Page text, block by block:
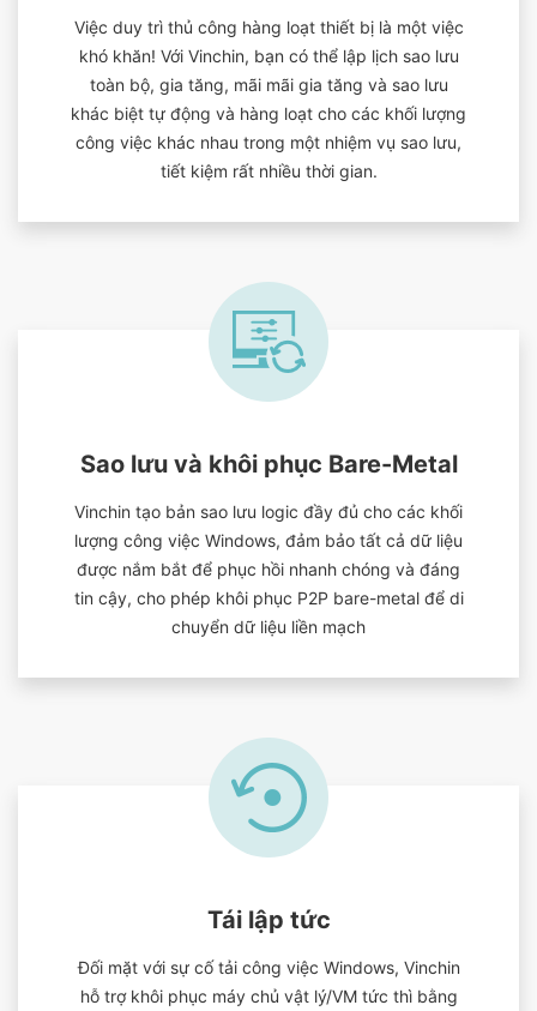
Việc duy trì thủ công hàng loạt thiết bị là một việc
khó khăn! Với Vinchin, bạn có thể lập lịch sao lưu
toàn bộ, gia tăng, mãi mãi gia tăng và sao lưu
khác biệt tự động và hàng loạt cho các khối lượng
công việc khác nhau trong một nhiệm vụ sao lưu,
tiết kiệm rất nhiều thời gian.
Sao lưu và khôi phục Bare-Metal
Vinchin tạo bản sao lưu logic đầy đủ cho các khối
lượng công việc Windows, đảm bảo tất cả dữ liệu
được nắm bắt để phục hồi nhanh chóng và đáng
tin cậy, cho phép khôi phục P2P bare-metal để di
chuyển dữ liệu liền mạch
Tái lập tức
Đối mặt với sự cố tải công việc Windows, Vinchin
hỗ trợ khôi phục máy chủ vật lý/VM tức thì bằng